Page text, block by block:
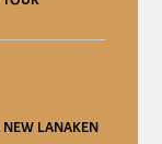
NEW LANAKEN